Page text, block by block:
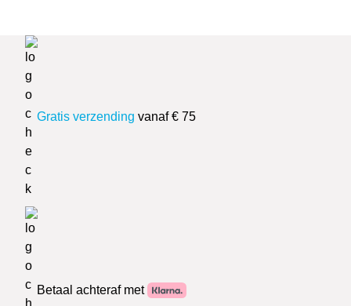
Gratis verzending vanaf € 75
Betaal achteraf met